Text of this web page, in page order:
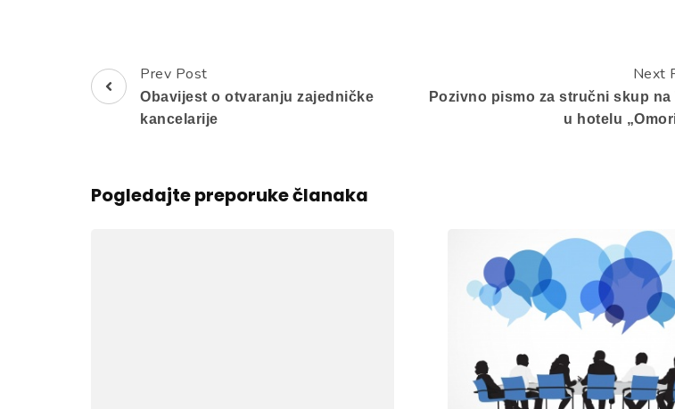
Post
Navigation
Prev Post
Obavijest o otvaranju zajedničke
kancelarije
Next
Pozivno pismo za stručni skup na
u hotelu
Pogledajte preporuke članaka